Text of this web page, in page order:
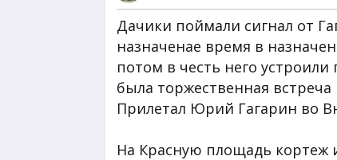
Дачики поймали сигнал от
назначенае время в
потом в честь него устроили
была торжественная
Прилетал Юрий Гагарин во
На Красную площадь кортеж